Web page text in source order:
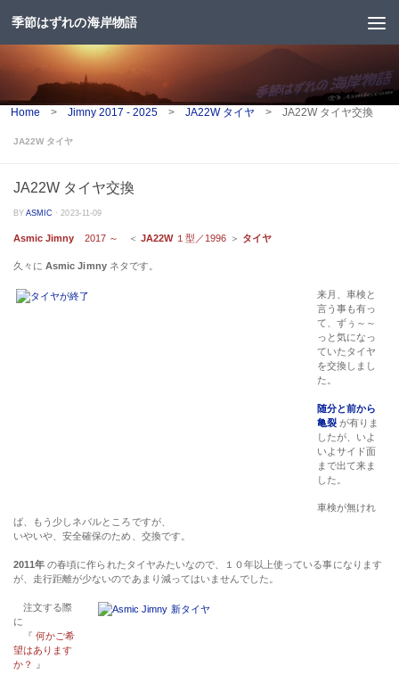
コンテンツへスキップ
季節はずれの海岸物語
Home > Jimny 2017 - 2025 > JA22W タイヤ > JA22W タイヤ交換
JA22W タイヤ
JA22W タイヤ交換
BYASMIC ·2023-11-09
Asmic Jimny 2017 ～ ＜ JA22W１型／1996 ＞ タイヤ
久々にAsmic Jimnyネタです。
来月、車検と
言う事も有っ
て、ずぅ～～
っと気になっ
ていたタイヤ
を交換しまし
た。
随分と前から
亀裂 が有りま
したが、いよ
いよサイド面
まで出て来ま
した。
車検が無けれ
ば、もう少しネバルところですが、
いやいや、安全確保のため、交換です。
2011年 の春頃に作られたタイヤみたいなので、１０年以上使っている事になります
が、走行距離が少ないのであまり減ってはいませんでした。
注文する際
に
『何かご希
望はあります
か？
』